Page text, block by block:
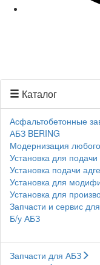
Каталог
Асфальтобетонные
АБЗ BERING
Модернизация
Установка для
Установка подачи
Установка для
Установка для
Запчасти и сервис
Б/у АБЗ
Запчасти для АБЗ